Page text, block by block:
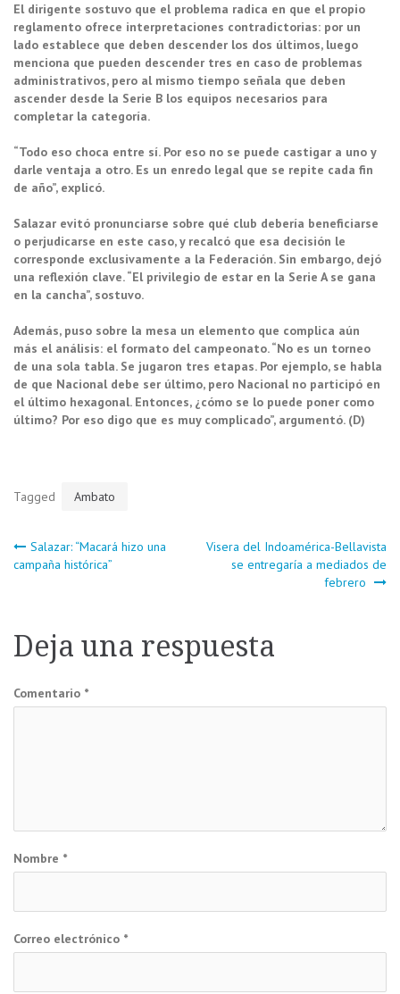
El dirigente sostuvo que el problema radica en que el propio
reglamento ofrece interpretaciones contradictorias: por un
lado establece que deben descender los dos últimos, luego
menciona que pueden descender tres en caso de problemas
administrativos, pero al mismo tiempo señala que deben
ascender desde la Serie B los equipos necesarios para
completar la categoría.
“Todo eso choca entre sí. Por eso no se puede castigar a uno y
darle ventaja a otro. Es un enredo legal que se repite cada fin
de año”, explicó.
Salazar evitó pronunciarse sobre qué club debería beneficiarse
o perjudicarse en este caso, y recalcó que esa decisión le
corresponde exclusivamente a la Federación. Sin embargo, dejó
una reflexión clave. “El privilegio de estar en la Serie A se gana
en la cancha”, sostuvo.
Además, puso sobre la mesa un elemento que complica aún
más el análisis: el formato del campeonato. “No es un torneo
de una sola tabla. Se jugaron tres etapas. Por ejemplo, se habla
de que Nacional debe ser último, pero Nacional no participó en
el último hexagonal. Entonces, ¿cómo se lo puede poner como
último? Por eso digo que es muy complicado”, argumentó. (D)
Tagged Ambato
Navegación
entradas
Salazar: “Macará hizo una
campaña histórica”
Visera del Indoamérica-Bellavista
se entregaría a mediados de
febrero
Deja una respuesta
Comentario *
Nombre *
Correo electrónico *